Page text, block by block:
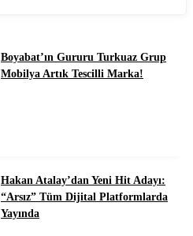
Boyabat’ın Gururu Turkuaz Grup
Mobilya Artık Tescilli Marka!
Hakan Atalay’dan Yeni Hit Adayı:
“Arsız” Tüm Dijital Platformlarda
Yayında